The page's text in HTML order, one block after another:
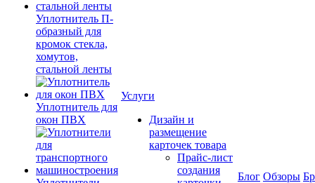
Уплотнитель П-
образный для
кромок стекла,
хомутов,
стальной ленты
Уплотнитель для
окон ПВХ
Услуги
Дизайн и
размещение
карточек товара
Прайс-лист
создания
Блог Обзоры